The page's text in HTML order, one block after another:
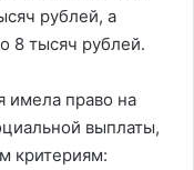
рублей, а
8 тысяч рублей.
имела право на
выплаты,
критериям: